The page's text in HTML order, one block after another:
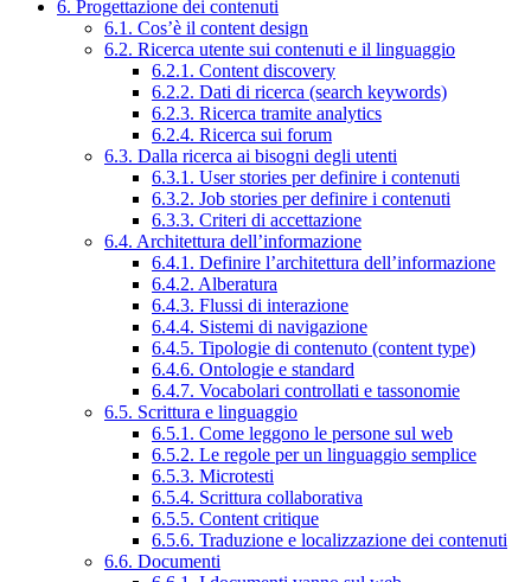
6. Progettazione dei contenuti
6.1. Cos’è il content design
6.2. Ricerca utente sui contenuti e il linguaggio
6.2.1. Content discovery
6.2.2. Dati di ricerca (search keywords)
6.2.3. Ricerca tramite analytics
6.2.4. Ricerca sui forum
6.3. Dalla ricerca ai bisogni degli utenti
6.3.1. User stories per definire i contenuti
6.3.2. Job stories per definire i contenuti
6.3.3. Criteri di accettazione
6.4. Architettura dell’informazione
6.4.1. Definire l’architettura dell’informazione
6.4.2. Alberatura
6.4.3. Flussi di interazione
6.4.4. Sistemi di navigazione
6.4.5. Tipologie di contenuto (content type)
6.4.6. Ontologie e standard
6.4.7. Vocabolari controllati e tassonomie
6.5. Scrittura e linguaggio
6.5.1. Come leggono le persone sul web
6.5.2. Le regole per un linguaggio semplice
6.5.3. Microtesti
6.5.4. Scrittura collaborativa
6.5.5. Content critique
6.5.6. Traduzione e localizzazione dei contenuti
6.6. Documenti